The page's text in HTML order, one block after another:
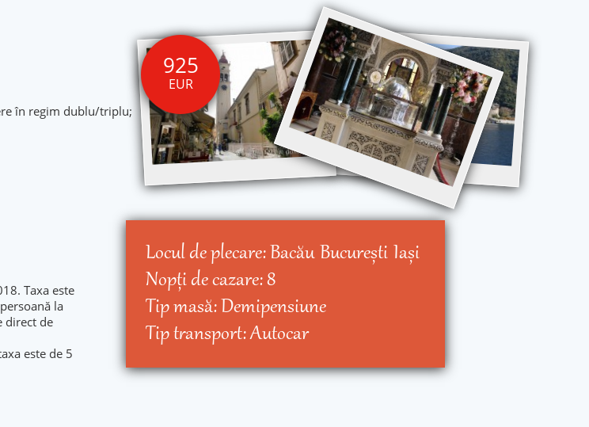
925
EUR
Locul de plecare:Bacău Bucureşti Iaşi
Nopţi de cazare:8
Tip masă:Demipensiune
Tip transport:Autocar
în regim dublu/triplu;
Taxa este
la
direct de
este de 5